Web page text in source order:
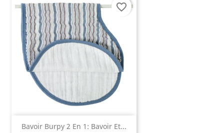
Bavoir Burpy 2 En 1: Bavoir Et...
favorite_border